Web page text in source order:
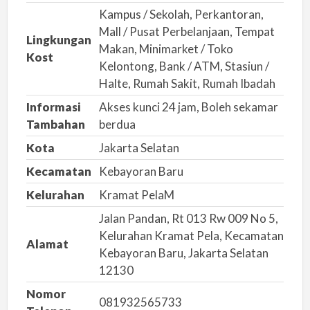
h
Lingkungan
Kost
Kampus / Sekolah, Perkantoran,
Mall / Pusat Perbelanjaan, Tempat
Makan, Minimarket / Toko
Kelontong, Bank / ATM, Stasiun /
Halte, Rumah Sakit, Rumah Ibadah
Informasi
Tambahan
Akses kunci 24 jam, Boleh sekamar
berdua
Kota
Jakarta Selatan
Kecamatan
Kebayoran Baru
Kelurahan
Kramat PelaM
Alamat
Jalan Pandan, Rt 013 Rw 009 No 5,
Kelurahan Kramat Pela, Kecamatan
Kebayoran Baru, Jakarta Selatan
12130
Nomor
081932565733